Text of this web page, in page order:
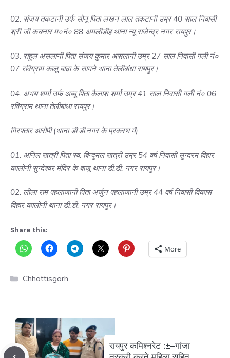
02. संजय तकटानी उर्फ सोनू पिता लखन लाल तकटानी उम्र 40 साल निवासी
श्री जी कचनार म०नं० 88 अमलीडीह थाना न्यू राजेन्द्र नगर रायपुर।
03. राहुल असलानी पिता संजय कुमार असलानी उम्र 27 साल निवासी गली नं०
07 रविग्राम कालू बाढा के सामने थाना तेलीबांधा रायपुर।
04. अभय शर्मा उर्फ अब्बू पिता कैलाश शर्मा उम्र 41 साल निवासी गली नं० 06
रविग्राम थाना तेलीबांधा रायपुर।
गिरफ्तार आरोपी (थाना डी.डी.नगर के प्रकरण में)
01. अनिल खत्री पिता स्व. बिन्दुमल खत्री उम्र 54 वर्ष निवासी सुन्दरम विहार
कालोनी सुन्देश्वर मंदिर के बाजू थाना डी.डी. नगर रायपुर।
02. लीला राम पहलाजानी पिता अर्जुन पहलाजानी उम्र 44 वर्ष निवासी विकास
विहार कालोनी थाना डी.डी. नगर रायपुर।
Share this:
More
Categories
Chhattisgarh
रायपुर कमिश्नरेट :±–गांजा